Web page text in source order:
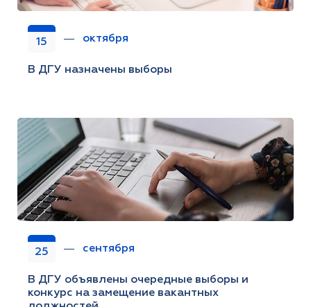
15 октября
В ДГУ назначены выборы
25 сентября
В ДГУ объявлены очередные выборы и
конкурс на замещение вакантных